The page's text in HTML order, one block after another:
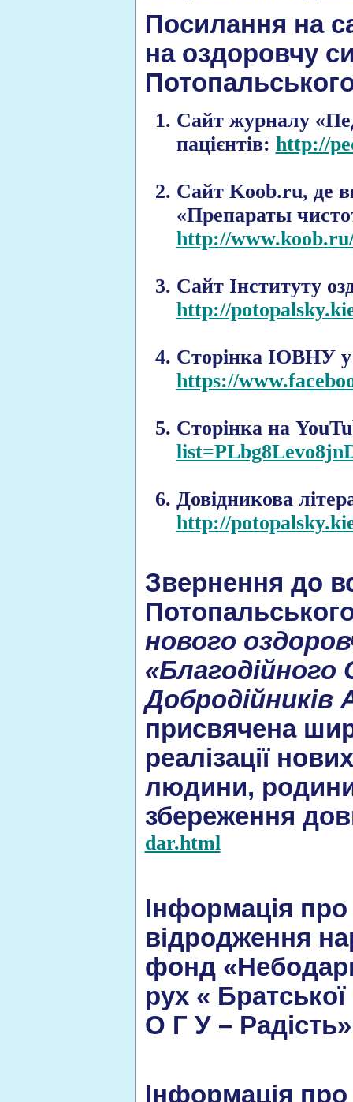
Посилання на
на оздоровчу
Сайт журналу
пацієнтів: http://
Сайт Koob.ru, де
«Препараты
http://
Сайт Інституту
http://
Сторінка ІОВНУ
https://
Сторінка на
Довідникова
http://
Звернення до
нового
«Благодійного
присвячена
реалізації
людини, родини,
збереження
dar.html
Інформація про
відродження
фонд
рух «
О Г У –
Інформація